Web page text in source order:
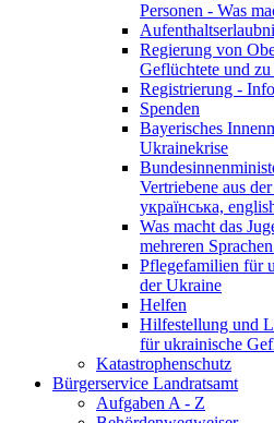
Personen - Was
Regierung von
Geflüchtete und
Registrierung -
Spenden
Bayerisches
Ukrainekrise
Vertriebene aus
українська,
Was macht das
mehreren
Pflegefamilien für
der Ukraine
Helfen
Hilfestellung und
für ukrainische
Katastrophenschutz
Bürgerservice Landratsamt
Aufgaben A - Z